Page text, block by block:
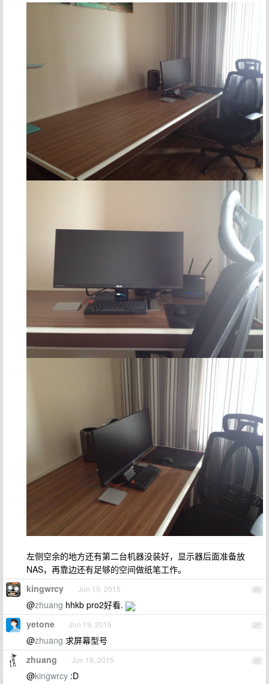
左侧空余的地方还有第二台机器没装好，显示器后面准备放
NAS，再靠边还有足够的空间做纸笔工作。
20
kingwrcy Jun 19, 2015
@zhuang hhkb pro2好看.
21
yetone Jun 19, 2015
@zhuang 求屏幕型号
22
zhuang Jun 19, 2015
@kingwrcy :D